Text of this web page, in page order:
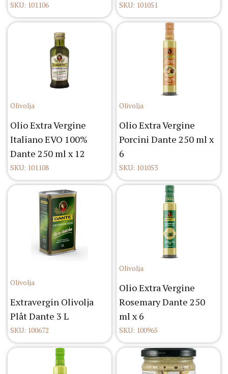
SKU: 101106 SKU: 101051
Olivolja
Olio Extra Vergine
Italiano EVO 100%
Dante 250 ml x 12
SKU: 101108
Olivolja
Olio Extra Vergine
Porcini Dante 250 ml x
6
SKU: 101053
Olivolja
Extravergin Olivolja
Plåt Dante 3 L
SKU: 100672
Olivolja
Olio Extra Vergine
Rosemary Dante 250
ml x 6
SKU: 100965